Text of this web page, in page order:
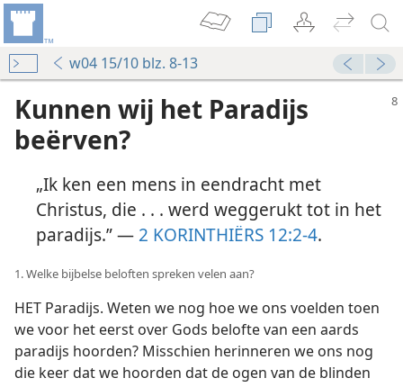
w04 15/10 blz. 8-13
Kunnen wij het Paradijs
beërven?
„Ik ken een mens in eendracht met
Christus, die . . . werd weggerukt tot in het
paradijs.” — 2 KORINTHIËRS 12:2-4.
1. Welke bijbelse beloften spreken velen aan?
HET Paradijs. Weten we nog hoe we ons voelden toen
we voor het eerst over Gods belofte van een aards
paradijs hoorden? Misschien herinneren we ons nog
die keer dat we hoorden dat de ogen van de blinden